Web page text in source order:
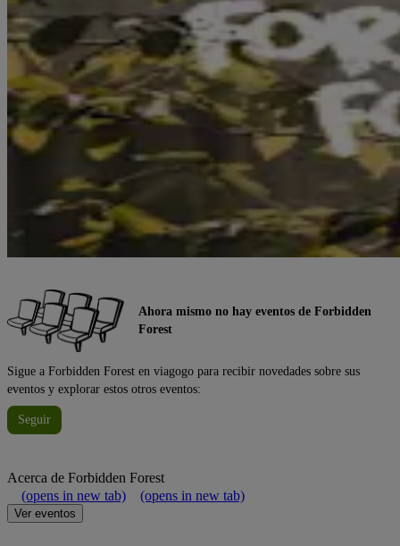
Ahora mismo no hay eventos de Forbidden
Forest
Sigue a Forbidden Forest en viagogo para recibir novedades sobre sus
eventos y explorar estos otros eventos:
Seguir
Acerca de Forbidden Forest
(opens in new tab)
(opens in new tab)
Ver eventos